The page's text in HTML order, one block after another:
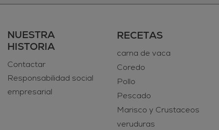
NUESTRA
HISTORIA
Contactar
Responsabilidad social
empresarial
RECETAS
carna de vaca
Coredo
Pollo
Pescado
Marisco y Crustaceos
veruduras